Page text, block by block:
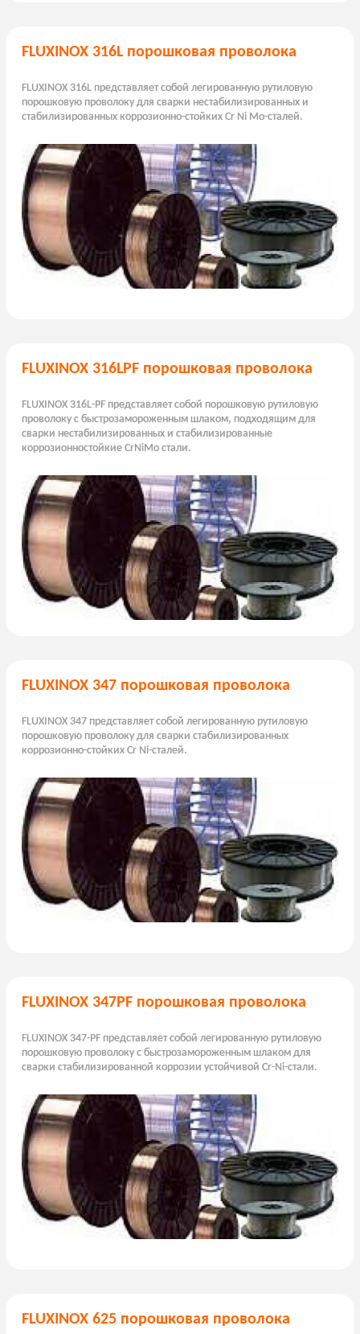
FLUXINOX 316L порошковая проволока
FLUXINOX 316L представляет собой легированную рутиловую
порошковую проволоку для сварки нестабилизированных и
стабилизированных коррозионно-стойких Cr Ni Mo-сталей.
FLUXINOX 316LPF порошковая проволока
FLUXINOX 316L-PF представляет собой порошковую рутиловую
проволоку с быстрозамороженным шлаком, подходящим для
сварки нестабилизированных и стабилизированные
коррозионностойкие CrNiMo стали.
FLUXINOX 347 порошковая проволока
FLUXINOX 347 представляет собой легированную рутиловую
порошковую проволоку для сварки стабилизированных
коррозионно-стойких Cr Ni-сталей.
FLUXINOX 347PF порошковая проволока
FLUXINOX 347-PF представляет собой легированную рутиловую
порошковую проволоку с быстрозамороженным шлаком для
сварки стабилизированной коррозии устойчивой Cr-Ni-стали.
FLUXINOX 625 порошковая проволока